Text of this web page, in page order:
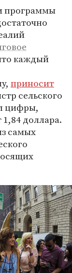
программы
каждый
приносит
сельского
цифры,
1,84 доллара.
самых